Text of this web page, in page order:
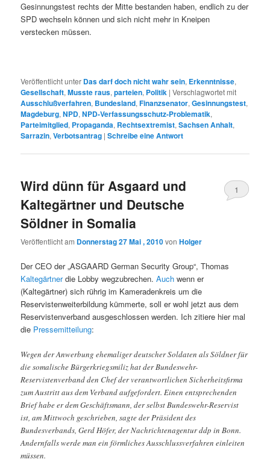
Gesinnungstest rechts der Mitte bestanden haben, endlich zu der
SPD wechseln können und sich nicht mehr in Kneipen
verstecken müssen.
Veröffentlicht unter Das darf doch nicht wahr sein, Erkenntnisse,
Gesellschaft,Musste raus,parteien, Politik |Verschlagwortet mit
Ausschlußverfahren, Bundesland,Finanzsenator,Gesinnungstest,
Magdeburg,NPD,NPD-Verfassungsschutz-Problematik,
Parteimitglied, Propaganda, Rechtsextremist,Sachsen Anhalt,
Sarrazin,Verbotsantrag |Schreibe eine Antwort
Wird dünn für Asgaard und
Kaltegärtner und Deutsche
Söldner in Somalia
Veröffentlicht am Donnerstag 27 Mai , 2010vonHolger
1
Der CEO der „ASGAARD German Security Group“, Thomas
Kaltegärtnerdie Lobby wegzubrechen.Auch wenn er
(Kaltegärtner) sich rührig im Kameradenkreis um die
Reservistenweiterbildung kümmerte, soll er wohl jetzt aus dem
Reservistenverband ausgeschlossen werden. Ich zitiere hier mal
die Pressemitteilung:
Wegen der Anwerbung ehemaliger deutscher Soldaten als Söldner für
die somalische Bürgerkriegsmiliz hat der Bundeswehr-
Reservistenverband den Chef der verantwortlichen Sicherheitsfirma
zum Austritt aus dem Verband aufgefordert. Einen entsprechenden
Brief habe er dem Geschäftsmann, der selbst Bundeswehr-Reservist
ist, am Mittwoch geschrieben, sagte der Präsident des
Bundesverbands, Gerd Höfer, der Nachrichtenagentur ddp in Bonn.
Andernfalls werde man ein förmliches Ausschlussverfahren einleiten
müssen.